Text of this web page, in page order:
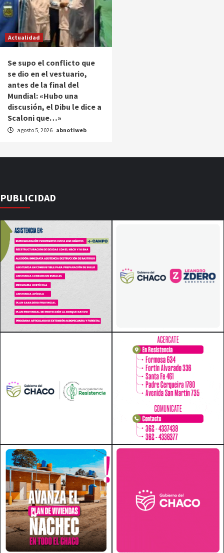
Actualidad
Se supo el conflicto que
se dio en el vestuario,
antes de la final del
Mundial: «Hubo una
discusión, el Dibu le dice a
Scaloni que…»
agosto 5, 2026 abnotiweb
PUBLICIDAD